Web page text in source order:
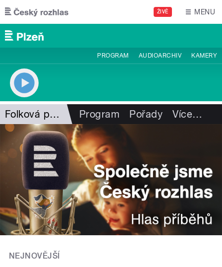
Přejít k hlavnímu obsahu
ŽIVĚ MENU
PROGRAM AUDIOARCHIV KAMERY
Folková pohlazení Program Pořady Více…
NEJNOVĚJŠÍ